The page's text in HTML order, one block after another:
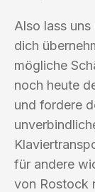
Also lass
dich
mögliche
noch heute
und fordere
für andere
von Rostock